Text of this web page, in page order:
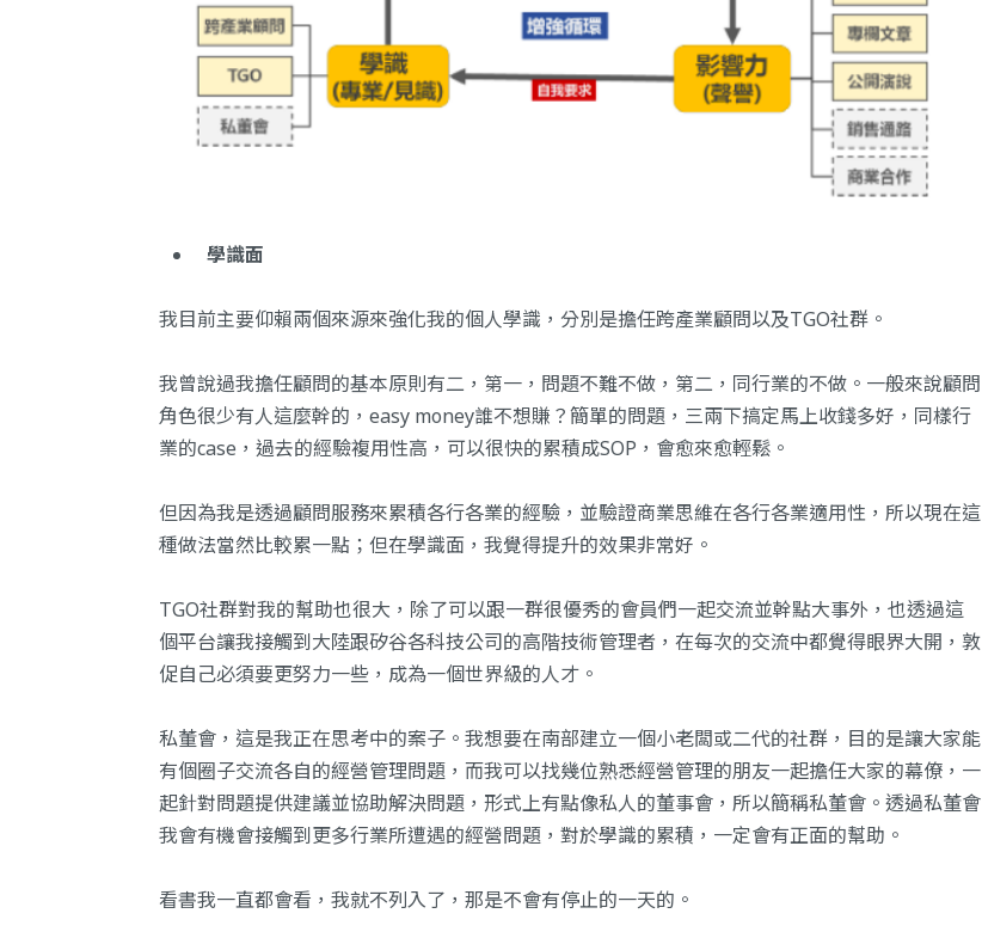
學識面
我目前主要仰賴兩個來源來強化我的個人學識，分別是擔任跨產業顧問以及TGO社群。
我曾說過我擔任顧問的基本原則有二，第一，問題不難不做，第二，同行業的不做。一般來說顧問
角色很少有人這麼幹的，easy money誰不想賺？簡單的問題，三兩下搞定馬上收錢多好，同樣行
業的case，過去的經驗複用性高，可以很快的累積成SOP，會愈來愈輕鬆。
但因為我是透過顧問服務來累積各行各業的經驗，並驗證商業思維在各行各業適用性，所以現在這
種做法當然比較累一點；但在學識面，我覺得提升的效果非常好。
TGO社群對我的幫助也很大，除了可以跟一群很優秀的會員們一起交流並幹點大事外，也透過這
個平台讓我接觸到大陸跟矽谷各科技公司的高階技術管理者，在每次的交流中都覺得眼界大開，敦
促自己必須要更努力一些，成為一個世界級的人才。
私董會，這是我正在思考中的案子。我想要在南部建立一個小老闆或二代的社群，目的是讓大家能
有個圈子交流各自的經營管理問題，而我可以找幾位熟悉經營管理的朋友一起擔任大家的幕僚，一
起針對問題提供建議並協助解決問題，形式上有點像私人的董事會，所以簡稱私董會。透過私董會
我會有機會接觸到更多行業所遭遇的經營問題，對於學識的累積，一定會有正面的幫助。
看書我一直都會看，我就不列入了，那是不會有停止的一天的。